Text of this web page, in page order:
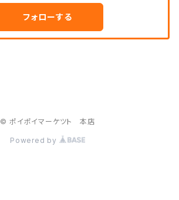
フォローする
© ポイポイマーケツト 本店
Powered by